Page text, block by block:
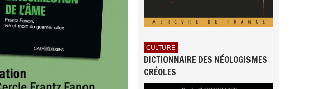
CULTURE
DICTIONNAIRE DES NÉOLOGISMES
CRÉOLES